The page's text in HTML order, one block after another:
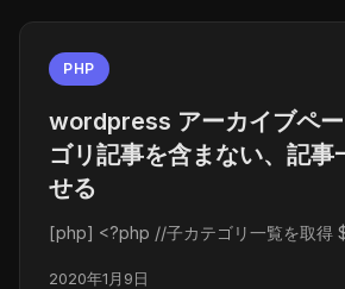
PHP
wordpress アーカイブペ
ゴリ記事を含まない、記事
せる
[php] <?php //子カテゴリ一覧を取得
2020年1月9日